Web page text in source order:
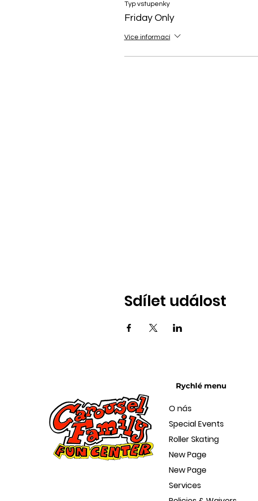
Typ vstupenky
Friday Only
Více informací
Sdílet událost
Rychlé menu
O nás
Special Events
Roller Skating
New Page
New Page
Services